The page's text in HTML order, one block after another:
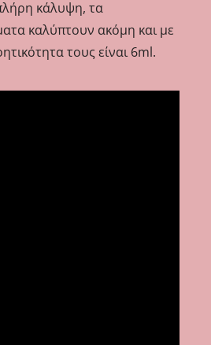
κάλυψη, τα
καλύπτουν ακόμη και με
τους είναι 6ml.